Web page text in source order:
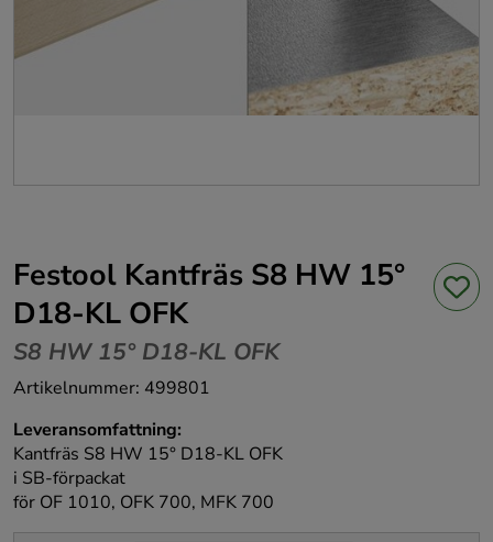
Festool Kantfräs S8 HW 15°
D18-KL OFK
S8 HW 15° D18-KL OFK
Artikelnummer: 499801
Leveransomfattning:
Kantfräs S8 HW 15° D18-KL OFK
i SB-förpackat
för OF 1010, OFK 700, MFK 700